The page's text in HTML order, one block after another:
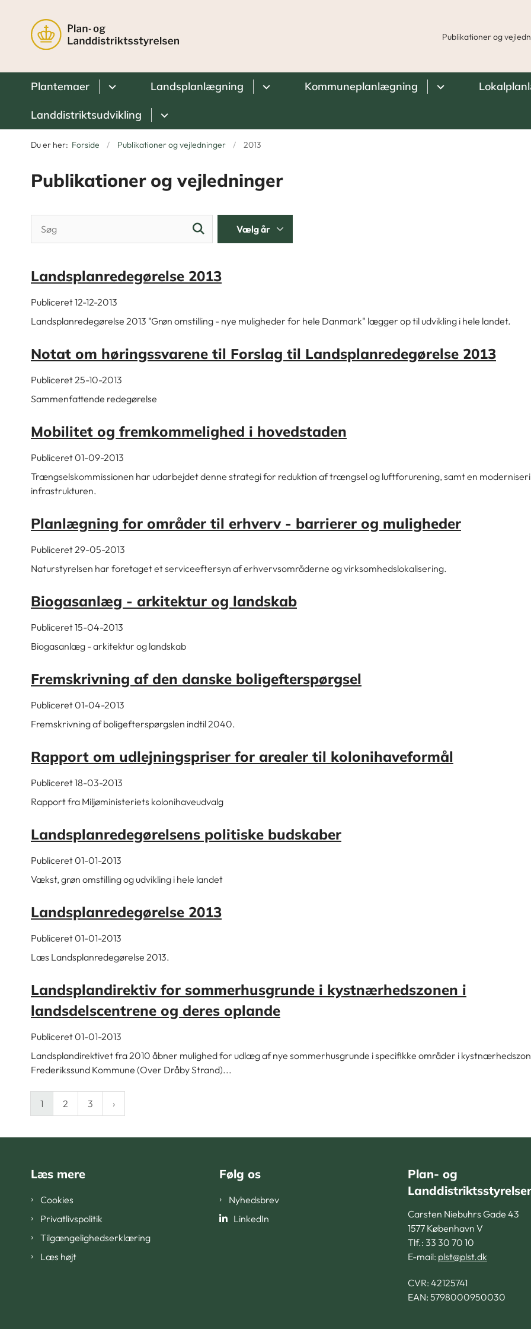
Publikationer og
Plantemaer Landsplanlægning Kommuneplanlægning
Landdistriktsudvikling
Du er her: Forside Publikationer og vejledninger 2013
Publikationer og vejledninger
Landsplanredegørelse 2013
Publiceret 12-12-2013
Landsplanredegørelse 2013 "Grøn omstilling - nye muligheder for hele Danmark" lægger op til udvikling i hele landet.
Notat om høringssvarene til Forslag til Landsplanredegørelse 2013
Publiceret 25-10-2013
Sammenfattende redegørelse
Mobilitet og fremkommelighed i hovedstaden
Publiceret 01-09-2013
Trængselskommissionen har udarbejdet denne strategi for reduktion af trængsel og luftforurening, samt en
infrastrukturen.
Planlægning for områder til erhverv - barrierer og muligheder
Publiceret 29-05-2013
Naturstyrelsen har foretaget et serviceeftersyn af erhvervsområderne og virksomhedslokalisering.
Biogasanlæg - arkitektur og landskab
Publiceret 15-04-2013
Biogasanlæg - arkitektur og landskab
Fremskrivning af den danske boligefterspørgsel
Publiceret 01-04-2013
Fremskrivning af boligefterspørgslen indtil 2040.
Rapport om udlejningspriser for arealer til kolonihaveformål
Publiceret 18-03-2013
Rapport fra Miljøministeriets kolonihaveudvalg
Landsplanredegørelsens politiske budskaber
Publiceret 01-01-2013
Vækst, grøn omstilling og udvikling i hele landet
Landsplanredegørelse 2013
Publiceret 01-01-2013
Læs Landsplanredegørelse 2013.
Landsplandirektiv for sommerhusgrunde i kystnærhedszonen i
landsdelscentrene og deres oplande
Publiceret 01-01-2013
Landsplandirektivet fra 2010 åbner mulighed for udlæg af nye sommerhusgrunde i specifikke områder i
Frederikssund Kommune (Over Dråby Strand)...
1 2 3
Læs mere
Cookies
Privatlivspolitik
Tilgængelighedserklæring
Læs højt
Følg os
Nyhedsbrev
LinkedIn
Plan- og
Carsten Niebuhrs Gade 43
1577 København V
Tlf.: 33 30 70 10
E-mail: plst@plst.dk
CVR: 42125741
EAN: 5798000950030